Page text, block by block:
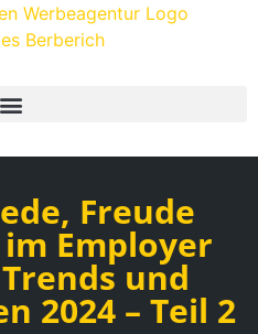
Freude
Employer
und
2024 – Teil 2